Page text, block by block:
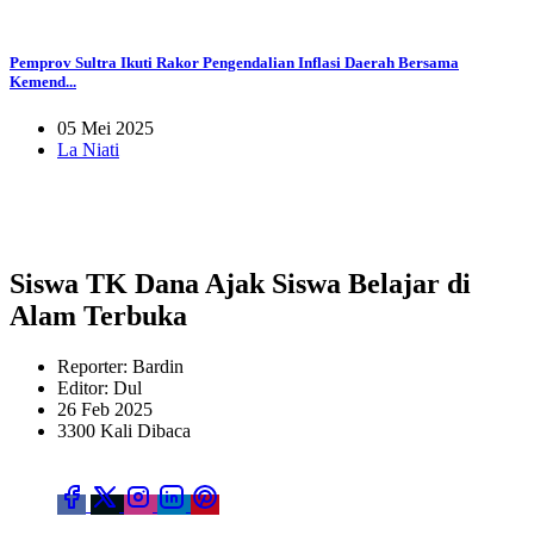
Pemprov Sultra Ikuti Rakor Pengendalian Inflasi Daerah Bersama
Kemend...
05 Mei 2025
La Niati
Siswa TK Dana Ajak Siswa Belajar di
Alam Terbuka
Reporter: Bardin
Editor: Dul
26 Feb 2025
3300 Kali Dibaca